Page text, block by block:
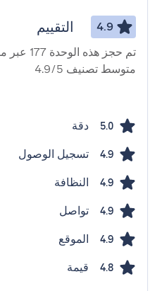
4.9 التقييم
تم حجز
متوسط ​​تصنيف 4.9/5
5.0 دقة
4.9 تسجيل الوصول
4.9 النظافة
4.9 تواصل
4.9 الموقع
4.8 قيمة